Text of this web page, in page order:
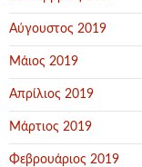
Αύγουστος 2019
Μάιος 2019
Απρίλιος 2019
Μάρτιος 2019
Φεβρουάριος 2019